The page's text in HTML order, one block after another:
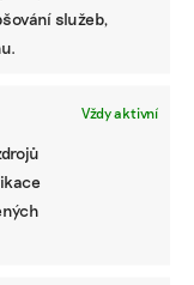
služeb,
Vždy aktivní